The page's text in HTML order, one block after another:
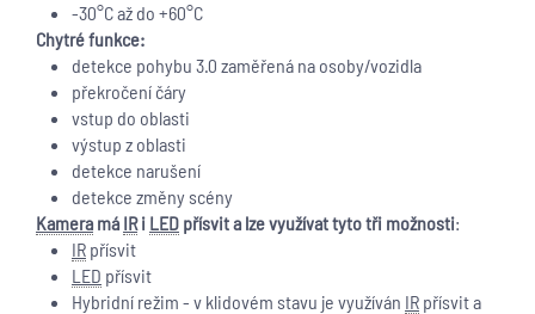
-30°C až do +60°C
Chytré funkce:
detekce pohybu 3.0 zaměřená na osoby/vozidla
překročení čáry
vstup do oblasti
výstup z oblasti
detekce narušení
detekce změny scény
Kamera má IRi LED přísvit a lze využívat tyto tři možnosti:
IR přísvit
LED přísvit
Hybridní režim - v klidovém stavu je využíván IR přísvit a